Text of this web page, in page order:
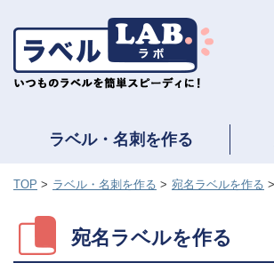
ラベル・名刺を作る
TOP ラベル・名刺を作る 宛名ラベルを作る
宛名ラベルを作る